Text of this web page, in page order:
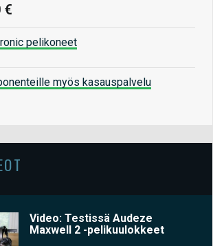
€
pelikoneet
myös kasauspalvelu
Video: Testissä Audeze
Maxwell 2 -pelikuulokkeet